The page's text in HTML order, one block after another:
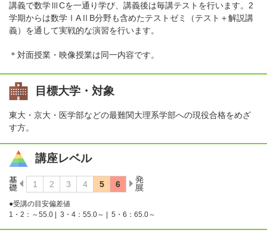
講義で数学ⅢCを一通り学び、講義後は毎講テストを行います。2
学期からは数学ⅠAⅡB分野も含めたテストゼミ（テスト＋解説講
義）を通して実戦的な演習を行います。
＊対面授業・映像授業は同一内容です。
目標大学・対象
東大・京大・医学部などの最難関大理系学部への現役合格をめざ
す方。
講座レベル
●受講の目安偏差値
1・2：～55.0 |
3・4：55.0～ | 5・6：65.0～